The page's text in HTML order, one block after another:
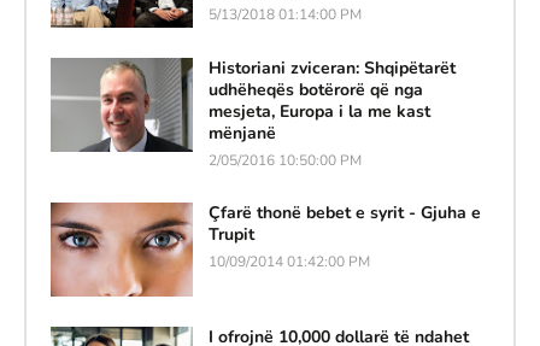
5/13/2018 01:14:00 PM
Historiani zviceran: Shqipëtarët
udhëheqës botërorë që nga
mesjeta, Europa i la me kast
mënjanë
2/05/2016 10:50:00 PM
Çfarë thonë bebet e syrit - Gjuha e
Trupit
10/09/2014 01:42:00 PM
I ofrojnë 10,000 dollarë të ndahet